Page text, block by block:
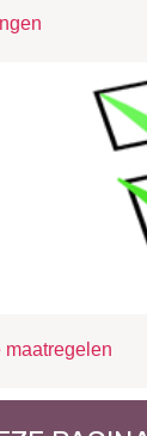
maatregelen